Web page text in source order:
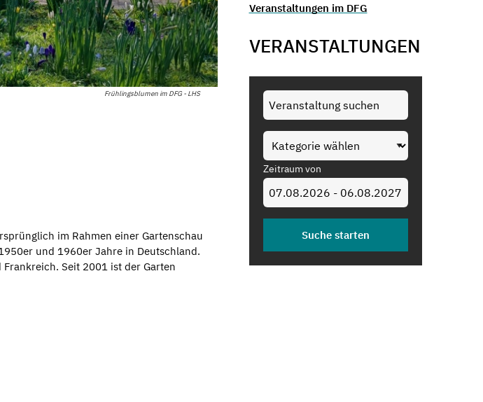
Frühlingsblumen im DFG - LHS
im Rahmen einer Gartenschau
und 1960er Jahre in Deutschland.
Seit 2001 ist der Garten
Veranstaltungen im DFG
VERANSTALTUNGEN
Zeitraum von